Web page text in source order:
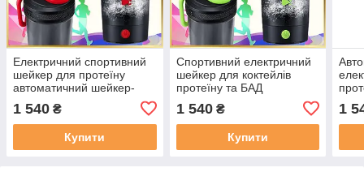
Електричний спортивний
шейкер для протеїну
автоматичний шейкер-
харчування VOLTRX Gallium
700 мл. Tritan Red
1 540 ₴
Купити
Спортивний електричний
шейкер для коктейлів
протеїну та БАД
шейкер VOLTRX Gallium
700 мл. Tritan Green
1 540₴
Купити
мл.
1